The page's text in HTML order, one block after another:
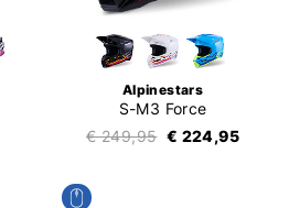
Alpinestars
S-M3 Force
€ 249,95 € 224,95